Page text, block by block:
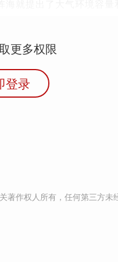
更多权限
登录
著作权人所有，任何第三方未